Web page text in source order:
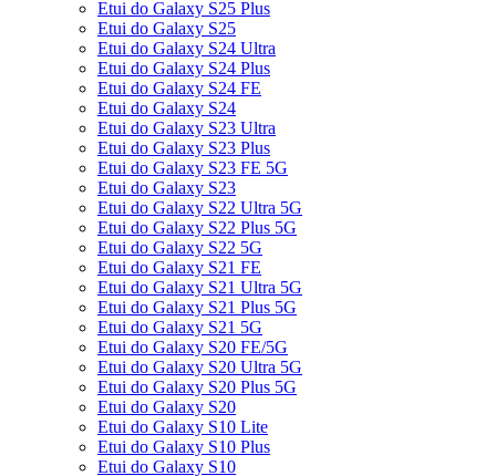
Etui do Galaxy S25 Plus
Etui do Galaxy S25
Etui do Galaxy S24 Ultra
Etui do Galaxy S24 Plus
Etui do Galaxy S24 FE
Etui do Galaxy S24
Etui do Galaxy S23 Ultra
Etui do Galaxy S23 Plus
Etui do Galaxy S23 FE 5G
Etui do Galaxy S23
Etui do Galaxy S22 Ultra 5G
Etui do Galaxy S22 Plus 5G
Etui do Galaxy S22 5G
Etui do Galaxy S21 FE
Etui do Galaxy S21 Ultra 5G
Etui do Galaxy S21 Plus 5G
Etui do Galaxy S21 5G
Etui do Galaxy S20 FE/5G
Etui do Galaxy S20 Ultra 5G
Etui do Galaxy S20 Plus 5G
Etui do Galaxy S20
Etui do Galaxy S10 Lite
Etui do Galaxy S10 Plus
Etui do Galaxy S10